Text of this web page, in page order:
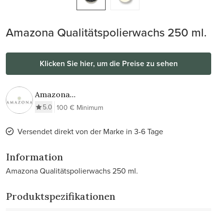
Amazona Qualitätspolierwachs 250 ml.
Klicken Sie hier, um die Preise zu sehen
Amazona
Krijtverf & Wax
5.0 100 € Minimum
Versendet direkt von der Marke in 3-6 Tage
Information
Amazona Qualitätspolierwachs 250 ml.
Produktspezifikationen